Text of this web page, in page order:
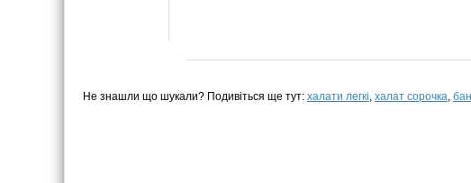
Не знашли що шукали? Подивіться ще тут: халати легкі, халат сорочка,